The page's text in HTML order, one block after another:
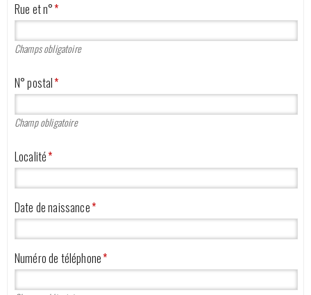
Rue et n°*
Champs obligatoire
N° postal*
Champ obligatoire
Localité*
Date de naissance*
Numéro de téléphone*